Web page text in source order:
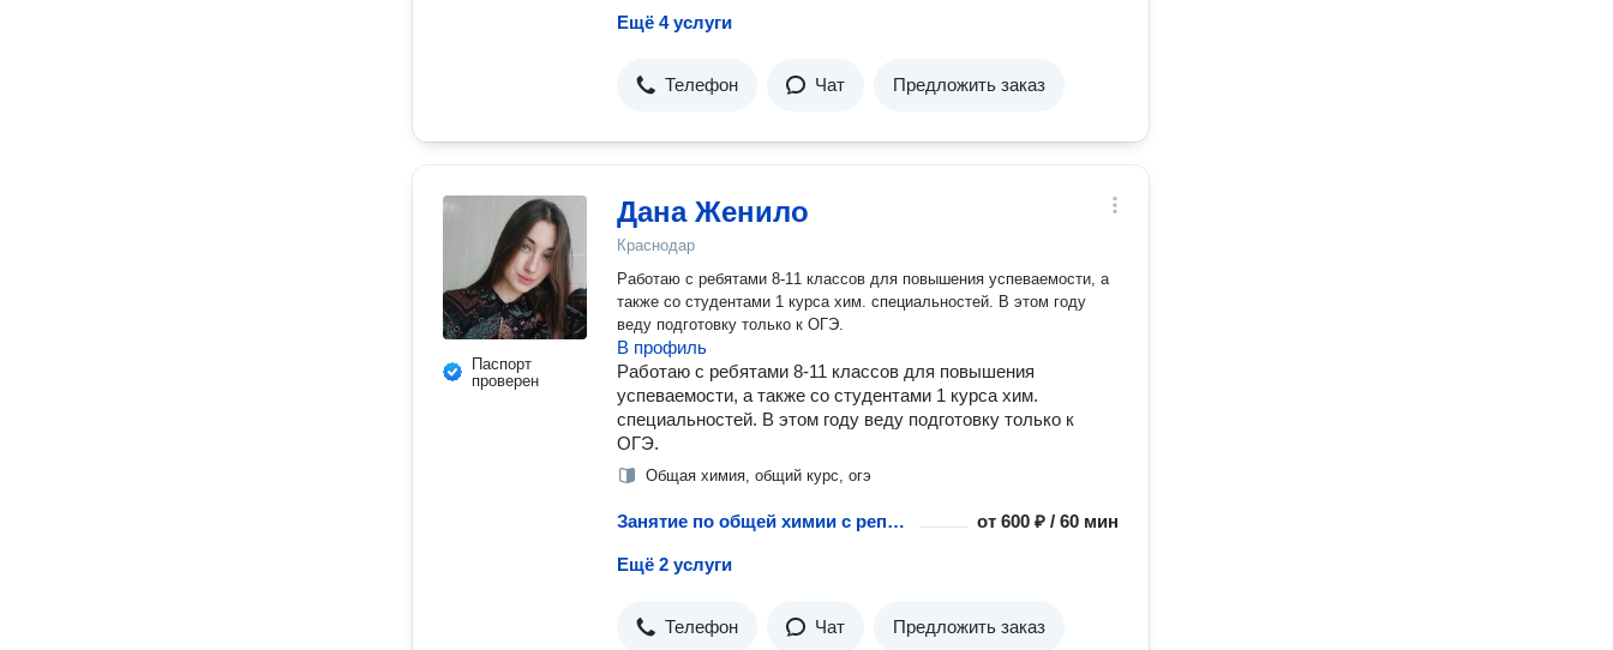
Ещё 4 услуги
Телефон Чат Предложить заказ
Паспорт
проверен
Дана Женило
Краснодар
Работаю с ребятами 8-11 классов для повышения успеваемости, а
также со студентами 1 курса хим. специальностей. В этом году
веду подготовку только к ОГЭ.
В профиль
Работаю с ребятами 8-11 классов для повышения
успеваемости, а также со студентами 1 курса хим.
специальностей. В этом году веду подготовку только к
ОГЭ.
Общая химия, общий курс, огэ
Занятие по общей химии с репетитором от600 ₽ / 60 мин
Ещё 2 услуги
Телефон Чат Предложить заказ